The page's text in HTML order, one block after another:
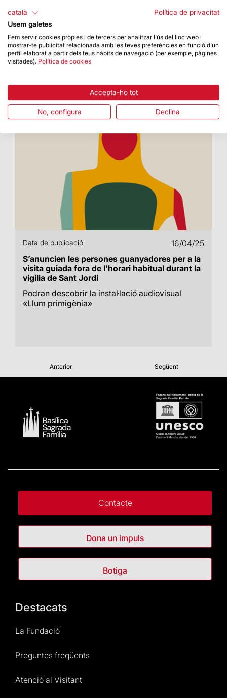
Dins dels actes de Setmana Santa es van oficiar
les tradicionals celebracions litúrgiques
Data de publicació
16/04/25
S’anuncien les persones guanyadores per a la
visita guiada fora de l’horari habitual durant la
vigília de Sant Jordi
Podran descobrir la instal·lació audiovisual
«Llum primigènia»
Anterior Següent
Contacte
Dona un impuls
Botiga
Destacats
La Fundació
Preguntes freqüents
Atenció al Visitant
català
Política de privacitat
Usem galetes
Fem servir cookies pròpies i de tercers per analitzar l'ús del lloc web i
mostrar-te publicitat relacionada amb les teves preferències en funció d'un
perfil elaborat a partir dels teus hàbits de navegació (per exemple, pàgines
visitades). Política de cookies
Accepta-ho tot
No, configura Declina